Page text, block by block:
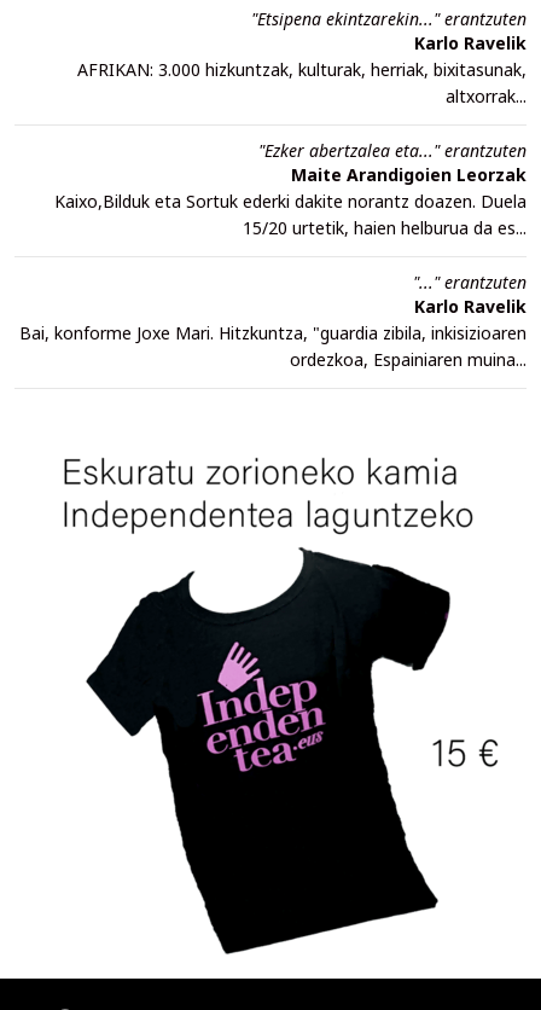
"Etsipena ekintzarekin..." erantzuten
Karlo Ravelik
AFRIKAN: 3.000 hizkuntzak, kulturak, herriak, bixitasunak,
altxorrak...
"Ezker abertzalea eta..." erantzuten
Maite Arandigoien Leorzak
Kaixo,Bilduk eta Sortuk ederki dakite norantz doazen. Duela
15/20 urtetik, haien helburua da es...
"..." erantzuten
Karlo Ravelik
Bai, konforme Joxe Mari. Hitzkuntza, "guardia zibila, inkisizioaren
ordezkoa, Espainiaren muina...